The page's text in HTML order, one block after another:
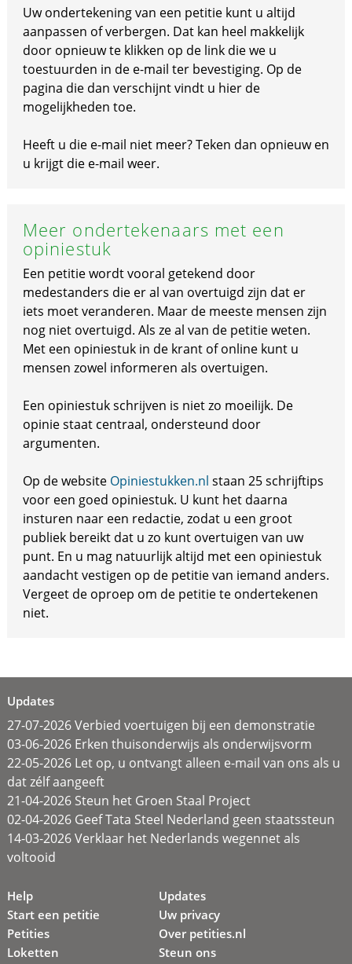
Uw ondertekening van een petitie kunt u altijd
aanpassen of verbergen. Dat kan heel makkelijk
door opnieuw te klikken op de link die we u
toestuurden in de e-mail ter bevestiging. Op de
pagina die dan verschijnt vindt u hier de
mogelijkheden toe.
Heeft u die e-mail niet meer? Teken dan opnieuw en
u krijgt die e-mail weer.
Meer ondertekenaars met een
opiniestuk
Een petitie wordt vooral getekend door
medestanders die er al van overtuigd zijn dat er
iets moet veranderen. Maar de meeste mensen zijn
nog niet overtuigd. Als ze al van de petitie weten.
Met een opiniestuk in de krant of online kunt u
mensen zowel informeren als overtuigen.
Een opiniestuk schrijven is niet zo moeilijk. De
opinie staat centraal, ondersteund door
argumenten.
Op de website Opiniestukken.nl staan 25 schrijftips
voor een goed opiniestuk. U kunt het daarna
insturen naar een redactie, zodat u een groot
publiek bereikt dat u zo kunt overtuigen van uw
punt. En u mag natuurlijk altijd met een opiniestuk
aandacht vestigen op de petitie van iemand anders.
Vergeet de oproep om de petitie te ondertekenen
niet.
Updates
27-07-2026 Verbied voertuigen bij een demonstratie
03-06-2026 Erken thuisonderwijs als onderwijsvorm
22-05-2026 Let op, u ontvangt alleen e-mail van ons als u
dat zélf aangeeft
21-04-2026 Steun het Groen Staal Project
02-04-2026 Geef Tata Steel Nederland geen staatssteun
14-03-2026 Verklaar het Nederlands wegennet als
voltooid
Help
Start een petitie
Petities
Loketten
Updates
Uw privacy
Over petities.nl
Steun ons